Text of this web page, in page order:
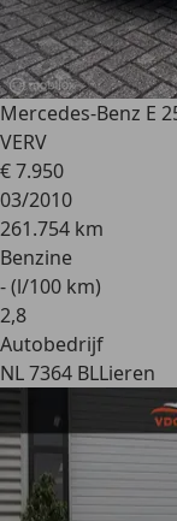
Mercedes-Benz E
VERV
€ 7.950
03/2010
261.754 km
Benzine
- (l/100 km)
2,8
Autobedrijf
NL 7364 BLLieren